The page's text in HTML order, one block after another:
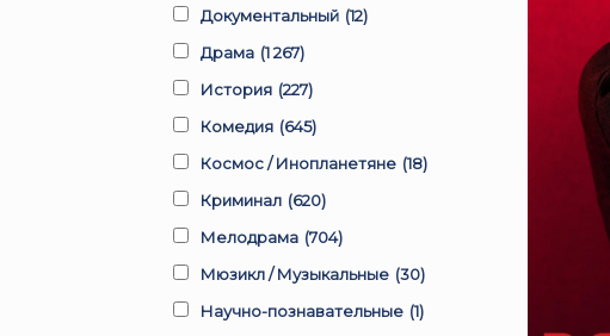
Документальный (12)
Драма (1 267)
История (227)
Комедия (645)
Космос / Инопланетяне (18)
Криминал (620)
Мелодрама (704)
Мюзикл / Музыкальные (30)
Научно-познавательные (1)